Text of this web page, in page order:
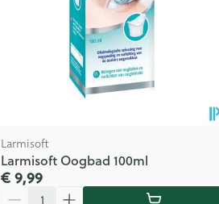
Larmisoft
Larmisoft Oogbad 100ml
€ 9,99